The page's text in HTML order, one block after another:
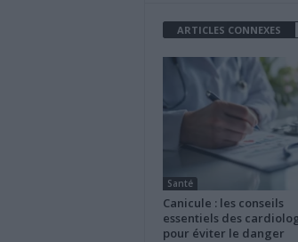
ARTICLES CONNEXES
Santé
Canicule : les conseils
essentiels des
pour éviter le danger